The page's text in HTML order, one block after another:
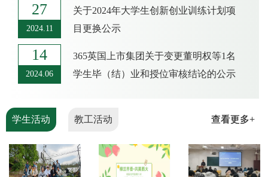
27
2024.11
关于2024年大学生创新创业训练计划项
目更换公示
14
2024.06
365英国上市集团关于变更董明权等1名
学生毕（结）业和授位审核结论的公示
学生活动 教工活动 查看更多+
查看更多+